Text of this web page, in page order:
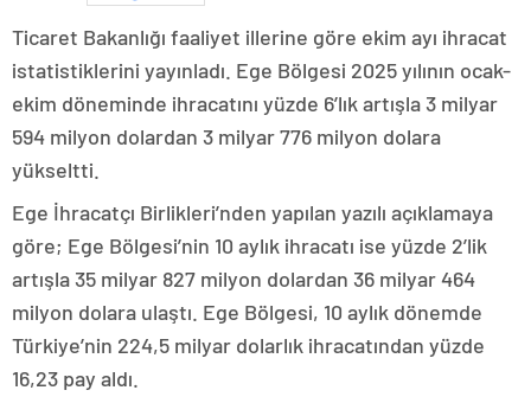
Ticaret Bakanlığı faaliyet illerine göre ekim ayı ihracat
istatistiklerini yayınladı. Ege Bölgesi 2025 yılının ocak-
ekim döneminde ihracatını yüzde 6’lık artışla 3 milyar
594 milyon dolardan 3 milyar 776 milyon dolara
yükseltti.
Ege İhracatçı Birlikleri’nden yapılan yazılı açıklamaya
göre; Ege Bölgesi’nin 10 aylık ihracatı ise yüzde 2’lik
artışla 35 milyar 827 milyon dolardan 36 milyar 464
milyon dolara ulaştı. Ege Bölgesi, 10 aylık dönemde
Türkiye’nin 224,5 milyar dolarlık ihracatından yüzde
16,23 pay aldı.